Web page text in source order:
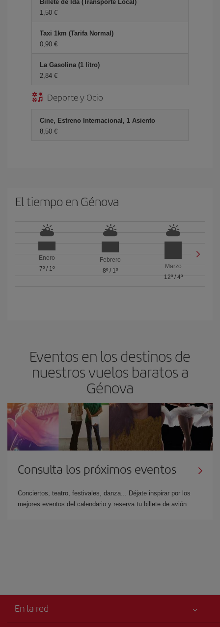
Billete de Ida (Transporte Local)
1,50 €
Taxi 1km (Tarifa Normal)
0,90 €
La Gasolina (1 litro)
2,84 €
Deporte y Ocio
Cine, Estreno Internacional, 1 Asiento
8,50 €
El tiempo en Génova
Enero
7º/ 1º
Febrero
8º/ 1º
Marzo
12º/ 4º
Eventos en los destinos de
nuestros vuelos baratos a
Génova
Consulta los próximos eventos
Conciertos, teatro, festivales, danza... Déjate inspirar por los
mejores eventos del calendario y reserva tu billete de avión
En la red